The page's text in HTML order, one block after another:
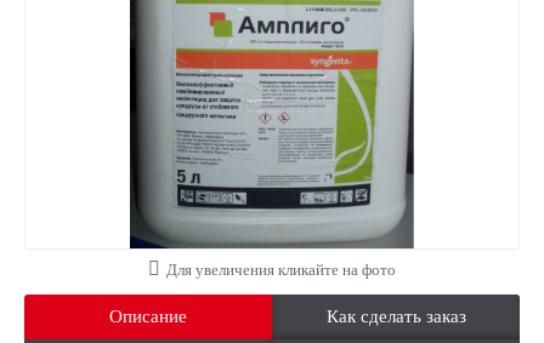
Для увеличения кликайте на фото
Описание Как сделать заказ